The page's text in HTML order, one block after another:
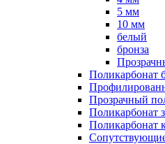
5 мм
10 мм
белый
бронза
Поликарбонат
Прозрачный
Поликарбонат
Поликарбонат